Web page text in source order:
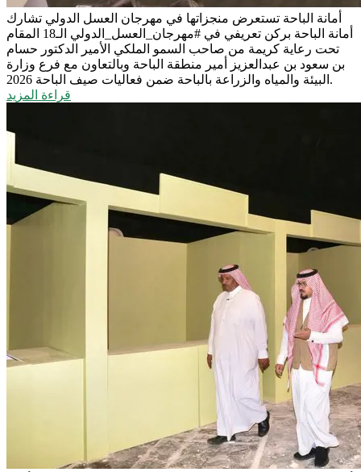
أمانة الباحة تستعرض منجزاتها في مهرجان العسل الدولي تشارك
أمانة الباحة بركن تعريفي في #مهرجان_العسل_الدولي الـ18 المقام
تحت رعاية كريمة من صاحب السمو الملكي الأمير الدكتور حسام
بن سعود بن عبدالعزيز أمير منطقة الباحة وبالتعاون مع فرع وزارة
البيئة والمياه والزراعة بالباحة ضمن فعاليات صيف الباحة 2026.
قراءة المزيد